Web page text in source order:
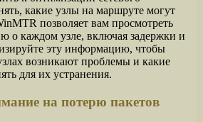
какие узлы на маршруте могут
позволяет вам просмотреть
о каждом узле, включая задержки и
эту информацию, чтобы
возникают проблемы и какие
для их устранения.
на потерю пакетов